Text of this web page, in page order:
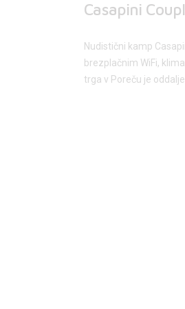
Casapini
Nudistični kamp
brezplačnim WiFi,
trga v Poreču je